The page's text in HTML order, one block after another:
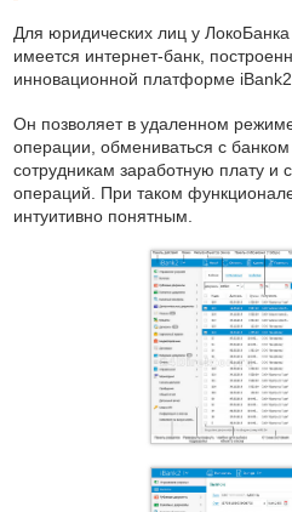
Для юридических лиц у ЛокоБанка
имеется интернет-банк,
инновационной платформе iBank2.
Он позволяет в удаленном
операции, обмениваться с
сотрудникам заработную плату
операций. При таком
интуитивно понятным.